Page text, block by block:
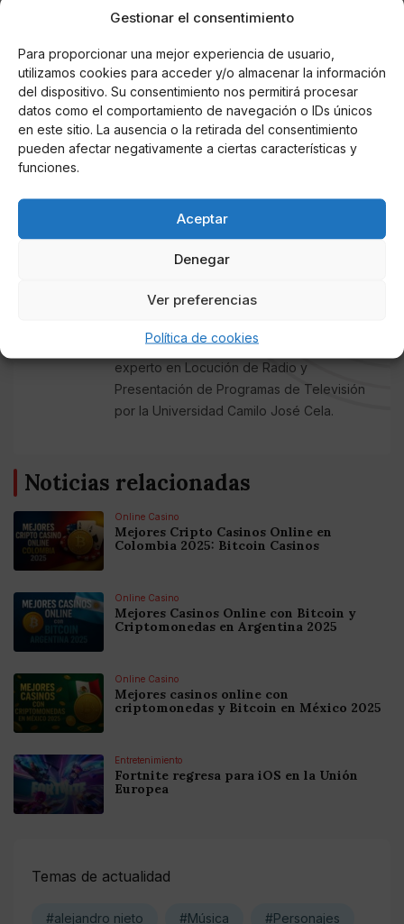
Gestionar el consentimiento
Para proporcionar una mejor experiencia de usuario,
utilizamos cookies para acceder y/o almacenar la información
del dispositivo. Su consentimiento nos permitirá procesar
datos como el comportamiento de navegación o IDs únicos
en este sitio. La ausencia o la retirada del consentimiento
pueden afectar negativamente a ciertas características y
funciones.
Aceptar
Denegar
Ver preferencias
Política de cookies
Redactor de COLUMNA CERO
Sucesos, Obituarios y Redes Sociales
(noticias virales sobre políticos y famosos),
ha desarrollado la mayor parte de su
carrera en las provincias andaluzas de
Sevilla y Córdoba, cubriendo la actualidad
general, prensa rosa, música (con sede en
Nueva York) y el Tercer Sector. Tiene
experiencia como reportero, corresponsal,
televisión. Es licenciado en Comunicación
Política por la Universidad de Sevilla y
experto en Locución de Radio y
Presentación de Programas de Televisión
por la Universidad Camilo José Cela.
Noticias relacionadas
Online Casino
Mejores Cripto Casinos Online en
Colombia 2025: Bitcoin Casinos
Online Casino
Mejores Casinos Online con Bitcoin y
Criptomonedas en Argentina 2025
Online Casino
Mejores casinos online con
criptomonedas y Bitcoin en México 2025
Entretenimiento
Fortnite regresa para iOS en la Unión
Europea
Temas de actualidad
#alejandro nieto #Música #Personajes